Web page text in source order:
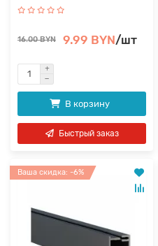
16.00 BYN 9.99 BYN/шт
В корзину
Быстрый заказ
Ваша скидка: -6%